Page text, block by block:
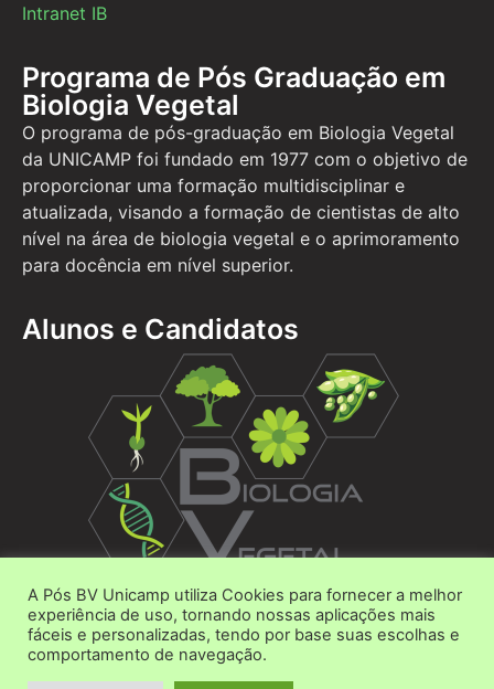
Intranet IB
Programa de Pós Graduação em
Biologia Vegetal
O programa de pós-graduação em Biologia Vegetal
da UNICAMP foi fundado em 1977 com o objetivo de
proporcionar uma formação multidisciplinar e
atualizada, visando a formação de cientistas de alto
nível na área de biologia vegetal e o aprimoramento
para docência em nível superior.
Alunos e Candidatos
Área do Aluno
Área do Candidato
A Pós BV Unicamp utiliza Cookies para fornecer a melhor
experiência de uso, tornando nossas aplicações mais
fáceis e personalizadas, tendo por base suas escolhas e
comportamento de navegação.